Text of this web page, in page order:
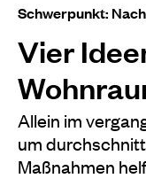
Schwerpunkt:
Vier
Allein im
um
Maßnahmen